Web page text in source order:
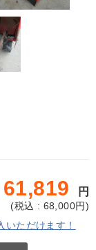
61,819 円
(税込 : 68,000円)
ただけます！